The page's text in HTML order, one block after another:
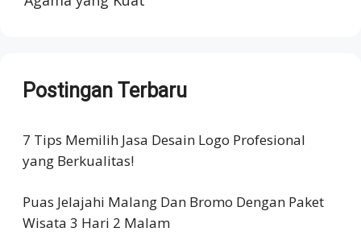
Postingan Terbaru
7 Tips Memilih Jasa Desain Logo Profesional
yang Berkualitas!
Puas Jelajahi Malang Dan Bromo Dengan Paket
Wisata 3 Hari 2 Malam